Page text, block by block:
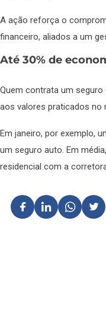
A ação reforça o
financeiro, aliados a um
Até 30% de
Quem contrata um
aos valores praticados no
Em janeiro, por exemplo,
um seguro auto. Em
residencial com a